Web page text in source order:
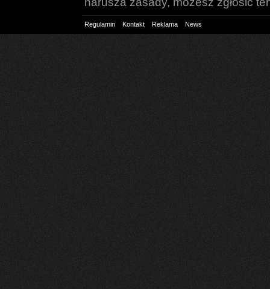
Regulamin Kontakt Reklama News